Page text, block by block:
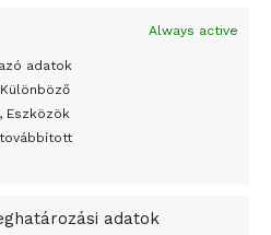
Always active
adatok
Eszközök
adatok
zsidó kulturális örökségét
az amerikai Meridian
programjainak legjobbjai az